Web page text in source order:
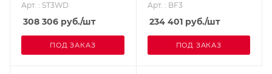
Арт. : ST3WD
308 306 руб./шт
ПОД ЗАКАЗ
Арт. : BF3
234 401руб./шт
ПОД ЗАКАЗ